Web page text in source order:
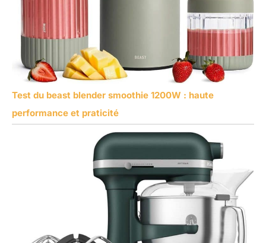
Test du beast blender smoothie 1200W : haute
performance et praticité